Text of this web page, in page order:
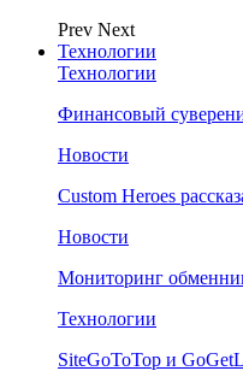
Prev Next
Технологии
Технологии
Финансовый
Новости
Custom Heroes
Новости
Мониторинг
Технологии
SiteGoToTop и